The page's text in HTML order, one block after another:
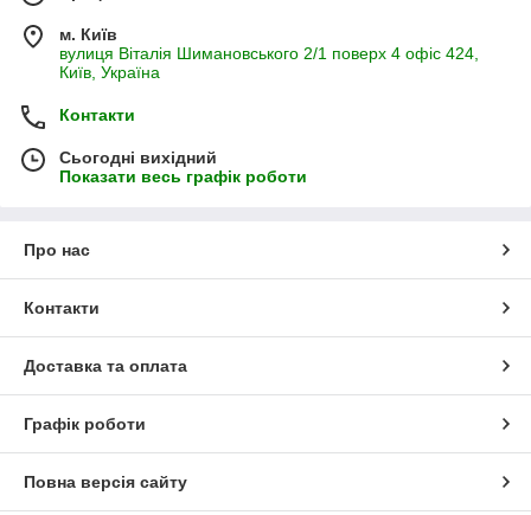
м. Київ
вулиця Віталія Шимановського 2/1 поверх 4 офіс 424,
Київ, Україна
Контакти
Сьогодні вихідний
Показати весь графік роботи
Про нас
Контакти
Доставка та оплата
Графік роботи
Повна версія сайту